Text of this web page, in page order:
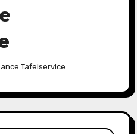
Tafelservice